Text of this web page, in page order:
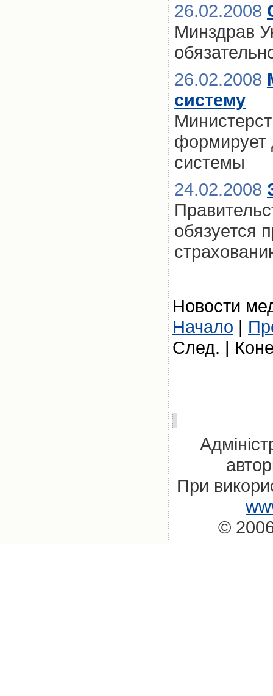
26.02.2008
Минздрав
26.02.2008
систему
формирует
системы
24.02.2008
обязуется
Новости
Начало |
След. |
При
©